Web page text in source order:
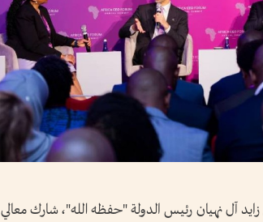
آل نهيان رئيس الدولة "حفظه الله"، شارك معالي